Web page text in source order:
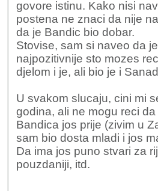
su se javljali slušatelji
vodovod/kanalizacija/
u našu ulicu", uvijek
spremne odgovore u
računa o problemima
čak i zahvaljivali.
Nego, ne sporim taj
poštenju nacije
sobi s nekim od
rješavanja zemljišnih
astronomske cifre)?
govore istinu. Kako nisi
postena ne znaci da nije
da je Bandic bio dobar.
Stovise, sam si naveo da
najpozitivnije sto mozes
djelom i je, ali bio je i
U svakom slucaju, cini mi
godina, ali ne mogu reci
Bandica jos prije (zivim u
sam bio dosta mladi i jos
Da ima jos puno stvari za
pouzdaniji, itd.